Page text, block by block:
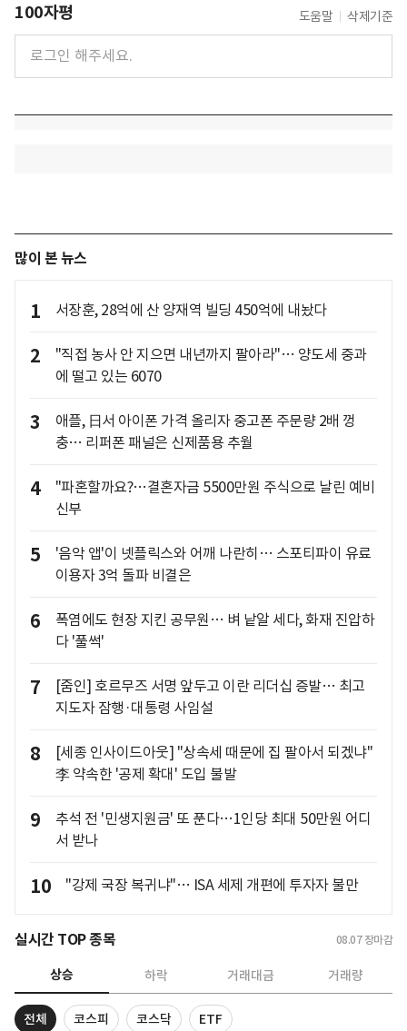
100자평 도움말 삭제기준
많이 본 뉴스
1 서장훈, 28억에 산 양재역 빌딩 450억에 내놨다
2
"직접 농사 안 지으면 내년까지 팔아라"… 양도세 중과
에 떨고 있는 6070
3
애플, 日서 아이폰 가격 올리자 중고폰 주문량 2배 껑
충… 리퍼폰 패널은 신제품용 추월
4
"파혼할까요?…결혼자금 5500만원 주식으로 날린 예비
신부
5
'음악 앱'이 넷플릭스와 어깨 나란히… 스포티파이 유료
이용자 3억 돌파 비결은
6
폭염에도 현장 지킨 공무원… 벼 낱알 세다, 화재 진압하
다 '풀썩'
7
[줌인] 호르무즈 서명 앞두고 이란 리더십 증발… 최고
지도자 잠행·대통령 사임설
8
[세종 인사이드아웃] "상속세 때문에 집 팔아서 되겠냐"
李 약속한 '공제 확대' 도입 불발
9
추석 전 '민생지원금' 또 푼다…1인당 최대 50만원 어디
서 받나
10 "강제 국장 복귀냐"… ISA 세제 개편에 투자자 불만
실시간 TOP 종목 08.07 장마감
상승 하락 거래대금 거래량
전체 코스피 코스닥 ETF